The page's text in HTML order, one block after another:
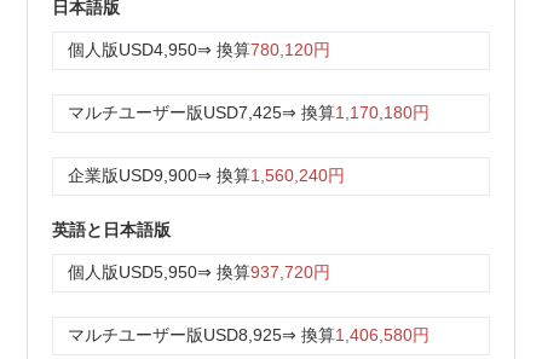
日本語版
個人版USD4,950⇒ 換算780,120円
マルチユーザー版USD7,425⇒ 換算1,170,180円
企業版USD9,900⇒ 換算1,560,240円
英語と日本語版
個人版USD5,950⇒ 換算937,720円
マルチユーザー版USD8,925⇒ 換算1,406,580円